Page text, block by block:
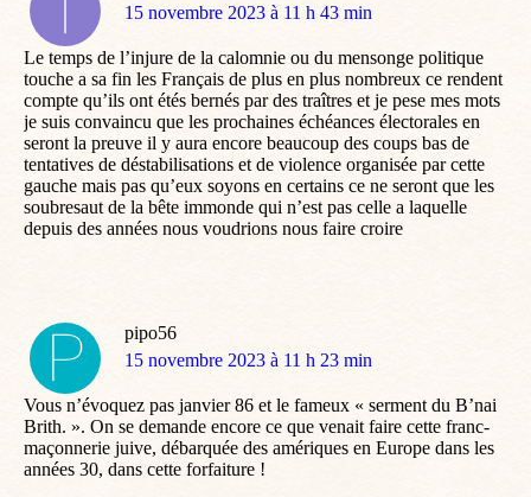
dit
15 novembre 2023 à 11 h 43 min
Le temps de l’injure de la calomnie ou du mensonge politique
touche a sa fin les Français de plus en plus nombreux ce rendent
compte qu’ils ont étés bernés par des traîtres et je pese mes mots
je suis convaincu que les prochaines échéances électorales en
seront la preuve il y aura encore beaucoup des coups bas de
tentatives de déstabilisations et de violence organisée par cette
gauche mais pas qu’eux soyons en certains ce ne seront que les
soubresaut de la bête immonde qui n’est pas celle a laquelle
depuis des années nous voudrions nous faire croire
pipo56
dit
15 novembre 2023 à 11 h 23 min
Vous n’évoquez pas janvier 86 et le fameux « serment du B’nai
Brith. ». On se demande encore ce que venait faire cette franc-
maçonnerie juive, débarquée des amériques en Europe dans les
années 30, dans cette forfaiture !